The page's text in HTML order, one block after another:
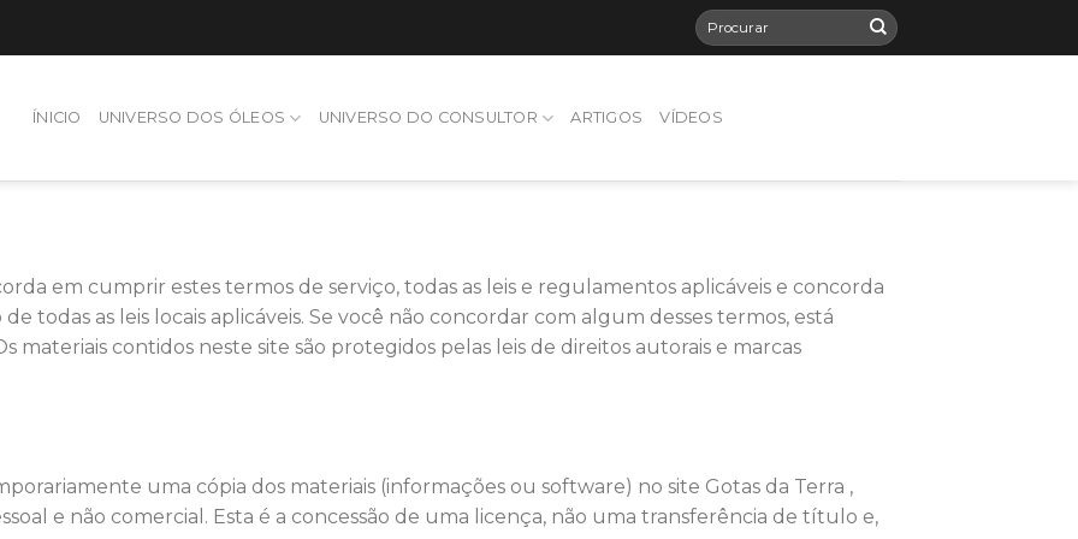
ÍNICIO UNIVERSO DOS ÓLEOS UNIVERSO DO CONSULTOR ARTIGOS VÍDEOS
em cumprir estes termos de serviço, todas as leis e regulamentos aplicáveis ​​e concorda
todas as leis locais aplicáveis. Se você não concordar com algum desses termos, está
materiais contidos neste site são protegidos pelas leis de direitos autorais e marcas
uma cópia dos materiais (informações ou software) no site Gotas da Terra ,
e não comercial. Esta é a concessão de uma licença, não uma transferência de título e,